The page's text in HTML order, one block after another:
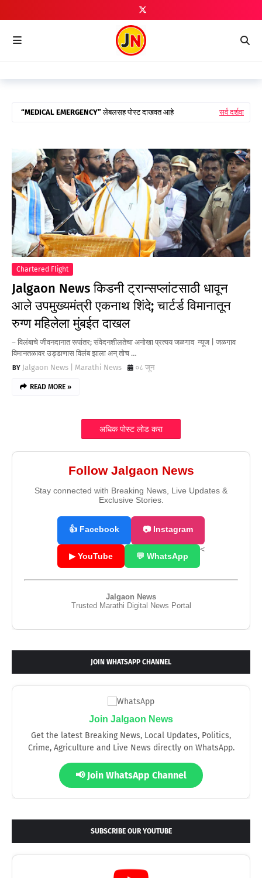
MEDICAL EMERGENCY लेबलसह पोस्ट दाखवत आहे सर्व दर्शवा
Chartered Flight
Jalgaon News किडनी ट्रान्सप्लांटसाठी धावून
आले उपमुख्यमंत्री एकनाथ शिंदे; चार्टर्ड विमानातून
रुग्ण महिलेला मुंबईत दाखल
– विलंबाचे जीवनदानात रूपांतर; संवेदनशीलतेचा अनोखा प्रत्यय जळगाव न्यूज | जळगाव
विमानतळावर उड्डाणास विलंब झाला अन्‌ तोच …
Jalgaon News | Marathi News
०८ जून
READ MORE »
अधिक पोस्ट लोड करा
Follow Jalgaon News
Stay connected with Breaking News, Live Updates &
Exclusive Stories.
👍 Facebook 📷 Instagram
▶ YouTube 💬 WhatsApp
<
Jalgaon News
Trusted Marathi Digital News Portal
JOIN WHATSAPP CHANNEL
Join Jalgaon News
Get the latest Breaking News, Local Updates, Politics,
Crime, Agriculture and Live News directly on WhatsApp.
📢 Join WhatsApp Channel
SUBSCRIBE OUR YOUTUBE